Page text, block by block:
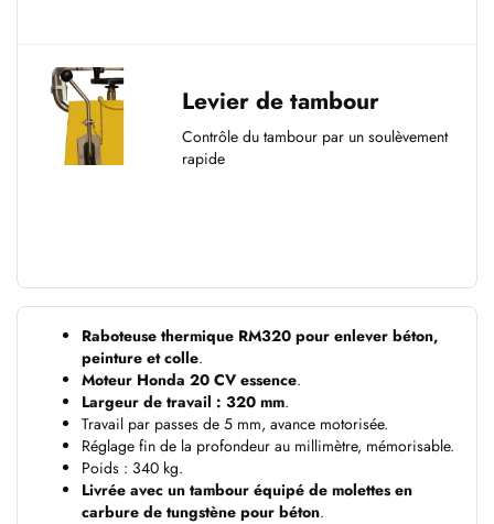
Levier de tambour
Contrôle du tambour par un soulèvement
rapide
Raboteuse thermique RM320 pour enlever béton,
peinture et colle.
Moteur Honda 20 CV essence.
Largeur de travail : 320 mm.
Travail par passes de 5 mm, avance motorisée.
Réglage fin de la profondeur au millimètre, mémorisable.
Poids : 340 kg.
Livrée avec un tambour équipé de molettes en
carbure de tungstène pour béton.